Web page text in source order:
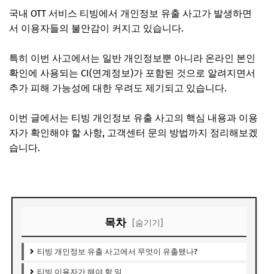
국내 OTT 서비스 티빙에서 개인정보 유출 사고가 발생하면
서 이용자들의 불안감이 커지고 있습니다.
특히 이번 사고에서는 일반 개인정보뿐 아니라 온라인 본인
확인에 사용되는 CI(연계정보)가 포함된 것으로 알려지면서
추가 피해 가능성에 대한 우려도 제기되고 있습니다.
이번 글에서는 티빙 개인정보 유출 사고의 핵심 내용과 이용
자가 확인해야 할 사항, 고객센터 문의 방법까지 정리해보겠
습니다.
목차 [숨기기]
티빙 개인정보 유출 사고에서 무엇이 유출됐나?
티빙 이용자가 해야 할 일